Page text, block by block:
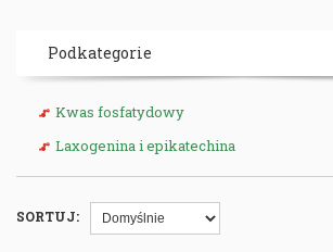
Podkategorie
Kwas fosfatydowy
Laxogenina i epikatechina
SORTUJ: